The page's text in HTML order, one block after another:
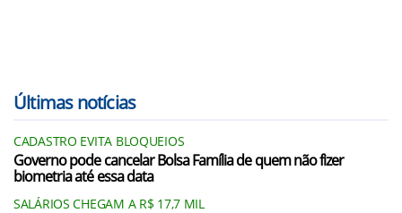
Últimas notícias
CADASTRO EVITA BLOQUEIOS
Governo pode cancelar Bolsa Família de quem não fizer
biometria até essa data
SALÁRIOS CHEGAM A R$ 17,7 MIL